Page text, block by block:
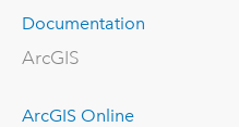
Documentation
ArcGIS
ArcGIS Online